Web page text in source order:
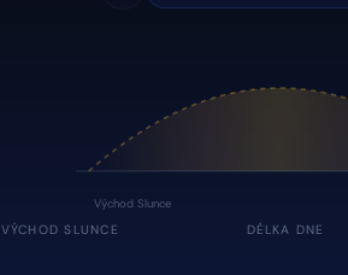
Východ Slunce
VÝCHOD SLUNCE DÉLKA DNE